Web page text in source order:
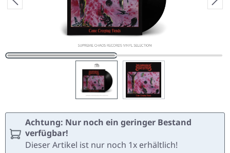
Achtung: Nur noch ein geringer Bestand
verfügbar!
Dieser Artikel ist nur noch 1x erhältlich!